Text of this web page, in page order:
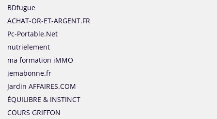
BDfugue
ACHAT-OR-ET-ARGENT.FR
Pc-Portable.Net
nutrielement
ma formation iMMO
jemabonne.fr
Jardin AFFAIRES.COM
ÉQUILIBRE & INSTINCT
COURS GRIFFON